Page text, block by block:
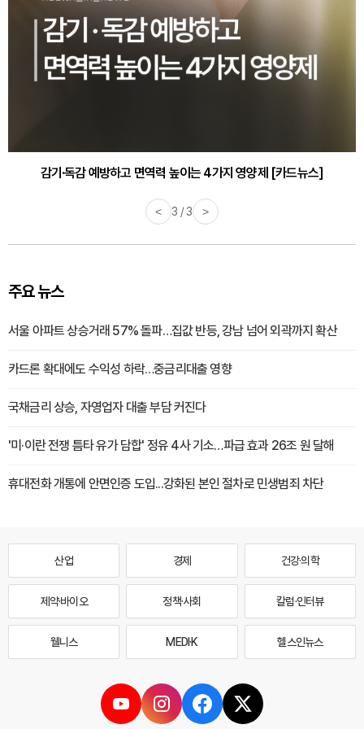
바쁜 아침, 공복에 먹기 좋은 과일 4가지 [카드뉴스]
감기·독감 예방하고 면역력 높이는 4가지 영양제 [카드뉴스]
< 3 / 3 >
주요 뉴스
서울 아파트 상승거래 57% 돌파…집값 반등, 강남 넘어 외곽까지 확산
카드론 확대에도 수익성 하락…중금리대출 영향
국채금리 상승, 자영업자 대출 부담 커진다
'미·이란 전쟁 틈타 유가 담합' 정유 4사 기소…파급 효과 26조 원 달해
휴대전화 개통에 안면인증 도입...강화된 본인 절차로 민생범죄 차단
산업 경제 건강·의학
제약·바이오 정책·사회 칼럼·인터뷰
웰니스 MEDI·K 헬스인뉴스